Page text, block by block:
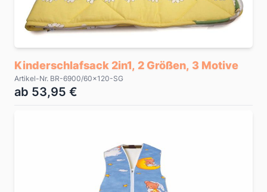
Kinderschlafsack 2in1, 2 Größen, 3 Motive
Artikel-Nr. BR-6900/60x120-SG
ab 53,95 €